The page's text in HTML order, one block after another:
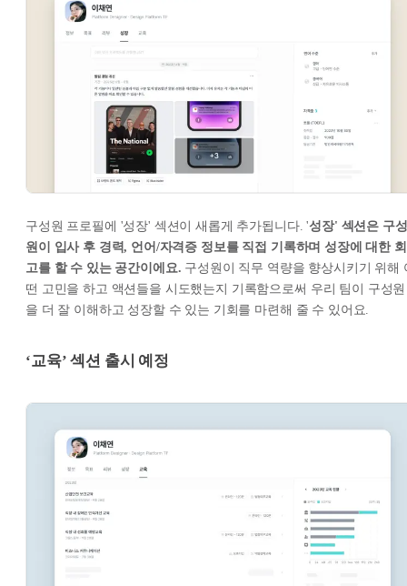
구성원 프로필에 '성장' 섹션이 새롭게 추가됩니다. '성장' 섹션은 구성
원이 입사 후 경력, 언어/자격증 정보를 직접 기록하며 성장에 대한 회
고를 할 수 있는 공간이에요. 구성원이 직무 역량을 향상시키기 위해
떤 고민을 하고 액션들을 시도했는지 기록함으로써 우리 팀이 구성원
을 더 잘 이해하고 성장할 수 있는 기회를 마련해 줄 수 있어요.
‘교육’ 섹션 출시 예정